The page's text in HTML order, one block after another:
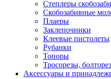
Степлеры
Скобозабивные
Плаеры
Заклепочники
Клеевые пистолеты
Рубанки
Топоры
Тросорезы,
Аксессуары и